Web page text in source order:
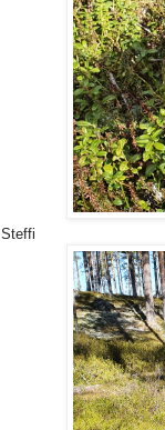
Steffi